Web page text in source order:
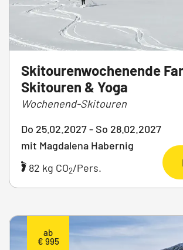
Skitourenwochenende
Skitouren & Yoga
Wochenend-Skitouren
Do 25.02.2027 - So 28.02.2027
mit Magdalena Habernig
82 kg CO2/Pers.
ab
€ 995